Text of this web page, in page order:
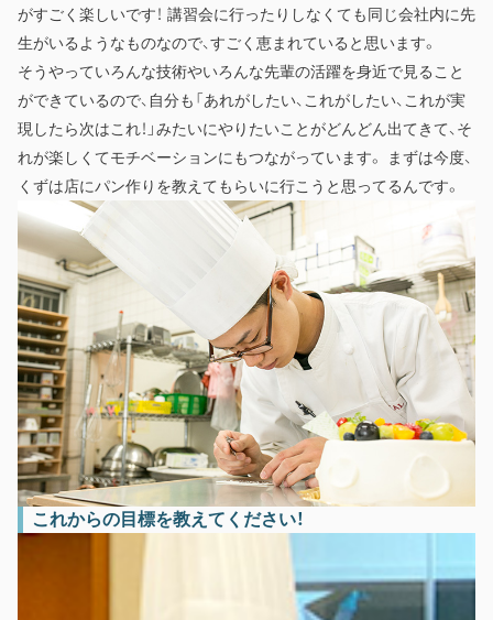
がすごく楽しいです！ 講習会に行ったりしなくても同じ会社内に先
生がいるようなものなので、すごく恵まれていると思います。
そうやっていろんな技術やいろんな先輩の活躍を身近で見ること
ができているので、自分も「あれがしたい、これがしたい、これが実
現したら次はこれ！」みたいにやりたいことがどんどん出てきて、そ
れが楽しくてモチベーションにもつながっています。 まずは今度、
くずは店にパン作りを教えてもらいに行こうと思ってるんです。
これからの目標を教えてください！